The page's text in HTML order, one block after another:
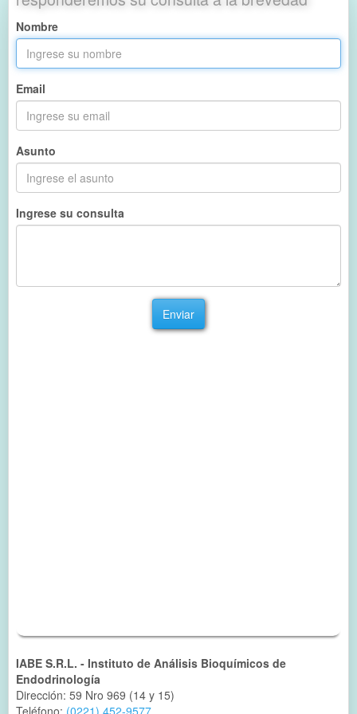
Nombre
Email
Asunto
Ingrese su consulta
Enviar
IABE S.R.L. - Instituto de Análisis Bioquímicos de
Endodrinología
Dirección: 59 Nro 969 (14 y 15)